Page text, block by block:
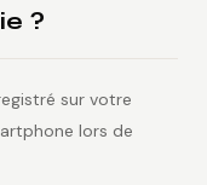
?
sur votre
lors de